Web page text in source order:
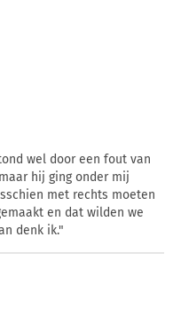
wel door een fout van
hij ging onder mij
met rechts moeten
en dat wilden we
denk ik."